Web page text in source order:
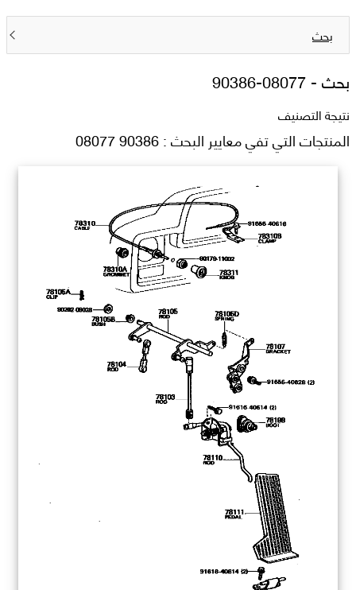
بحث
بحث -90386-08077
نتيجة التصنيف
المنتجات التي تفي معايير البحث : 90386 08077